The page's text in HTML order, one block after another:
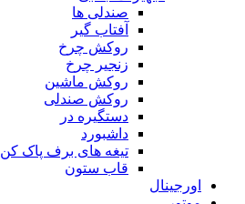
صندلی ها
آفتاب گیر
روکش چرخ
زنجیر چرخ
روکش ماشین
روکش صندلی
دستگیره در
داشبورد
تیغه های برف پاک کن
قاب ستون
اورجینال